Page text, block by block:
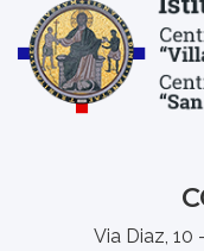
Via Diaz, 10